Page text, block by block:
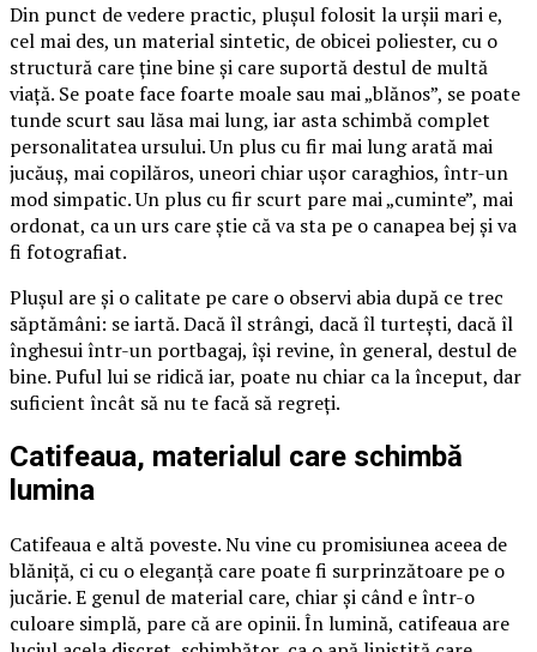
Din punct de vedere practic, plușul folosit la urșii mari e,
cel mai des, un material sintetic, de obicei poliester, cu o
structură care ține bine și care suportă destul de multă
viață. Se poate face foarte moale sau mai „blănos”, se poate
tunde scurt sau lăsa mai lung, iar asta schimbă complet
personalitatea ursului. Un plus cu fir mai lung arată mai
jucăuș, mai copilăros, uneori chiar ușor caraghios, într-un
mod simpatic. Un plus cu fir scurt pare mai „cuminte”, mai
ordonat, ca un urs care știe că va sta pe o canapea bej și va
fi fotografiat.
Plușul are și o calitate pe care o observi abia după ce trec
săptămâni: se iartă. Dacă îl strângi, dacă îl turtești, dacă îl
înghesui într-un portbagaj, își revine, în general, destul de
bine. Puful lui se ridică iar, poate nu chiar ca la început, dar
suficient încât să nu te facă să regreți.
Catifeaua, materialul care schimbă
lumina
Catifeaua e altă poveste. Nu vine cu promisiunea aceea de
blăniță, ci cu o eleganță care poate fi surprinzătoare pe o
jucărie. E genul de material care, chiar și când e într-o
culoare simplă, pare că are opinii. În lumină, catifeaua are